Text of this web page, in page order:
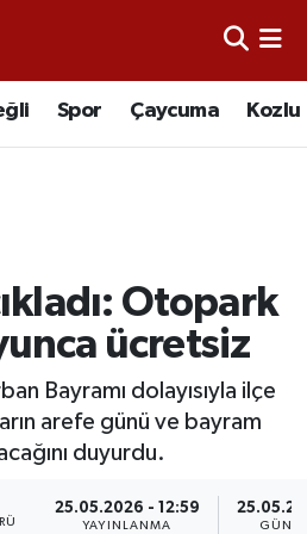
Spor Çaycuma Kozlu
Otopark
ücretsiz
Bayramı dolayısıyla ilçe
arefe günü ve bayram
duyurdu.
25.05.2026 - 12:59
YAYINLANMA